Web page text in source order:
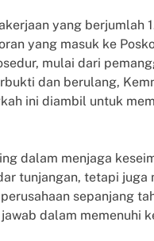
yang berjumlah
yang masuk ke
mulai dari
dan berulang,
ini diambil untuk
dalam menjaga
tunjangan, tetapi juga
sepanjang
dalam memenuhi